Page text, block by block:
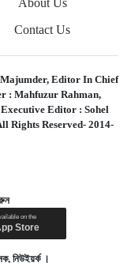
Contact Us
Editor In Chief
: Mahfuzur Rahman,
Executive Editor : Sohel
Rights Reserved- 2014-
নিউইয়র্ক ।